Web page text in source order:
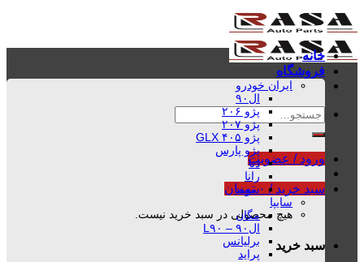
جستجو
ورود / عضویت
سبد خرید / ۰ تومان
هیچ محصولی در سبد خرید نیست.
سبد خرید
خانه
فروشگاه
ایران خودرو
ال۹۰
پژو ۲۰۶
پژو ۲۰۷
پژو ۴۰۵ GLX
پژو پارس
دنا
رانا
سمند
سایپا
مگان
ال۹۰ – L۹۰
برلیانس
پراید